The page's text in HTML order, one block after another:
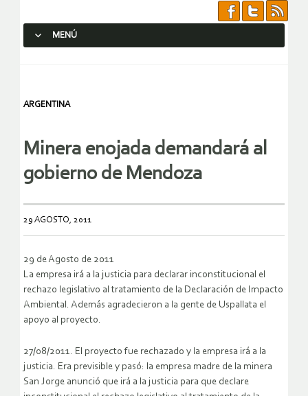
MENÚ
ARGENTINA
Minera enojada demandará al
gobierno de Mendoza
29 AGOSTO, 2011
29 de Agosto de 2011
La empresa irá a la justicia para declarar inconstitucional el
rechazo legislativo al tratamiento de la Declaración de Impacto
Ambiental. Además agradecieron a la gente de Uspallata el
apoyo al proyecto.
27/08/2011. El proyecto fue rechazado y la empresa irá a la
justicia. Era previsible y pasó: la empresa madre de la minera
San Jorge anunció que irá a la justicia para que declare